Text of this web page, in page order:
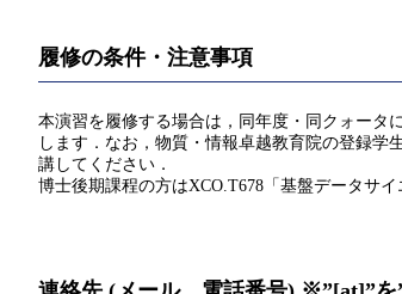
履修の条件・注意事項
本演習を履修する場合は，同年度・同クォータ
します．なお，物質・情報卓越教育院の登録学
講してください．
博士後期課程の方はXCO.T678「基盤データサ